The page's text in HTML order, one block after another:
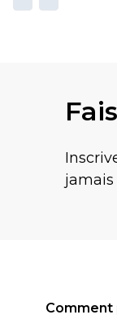
jamais
Comment